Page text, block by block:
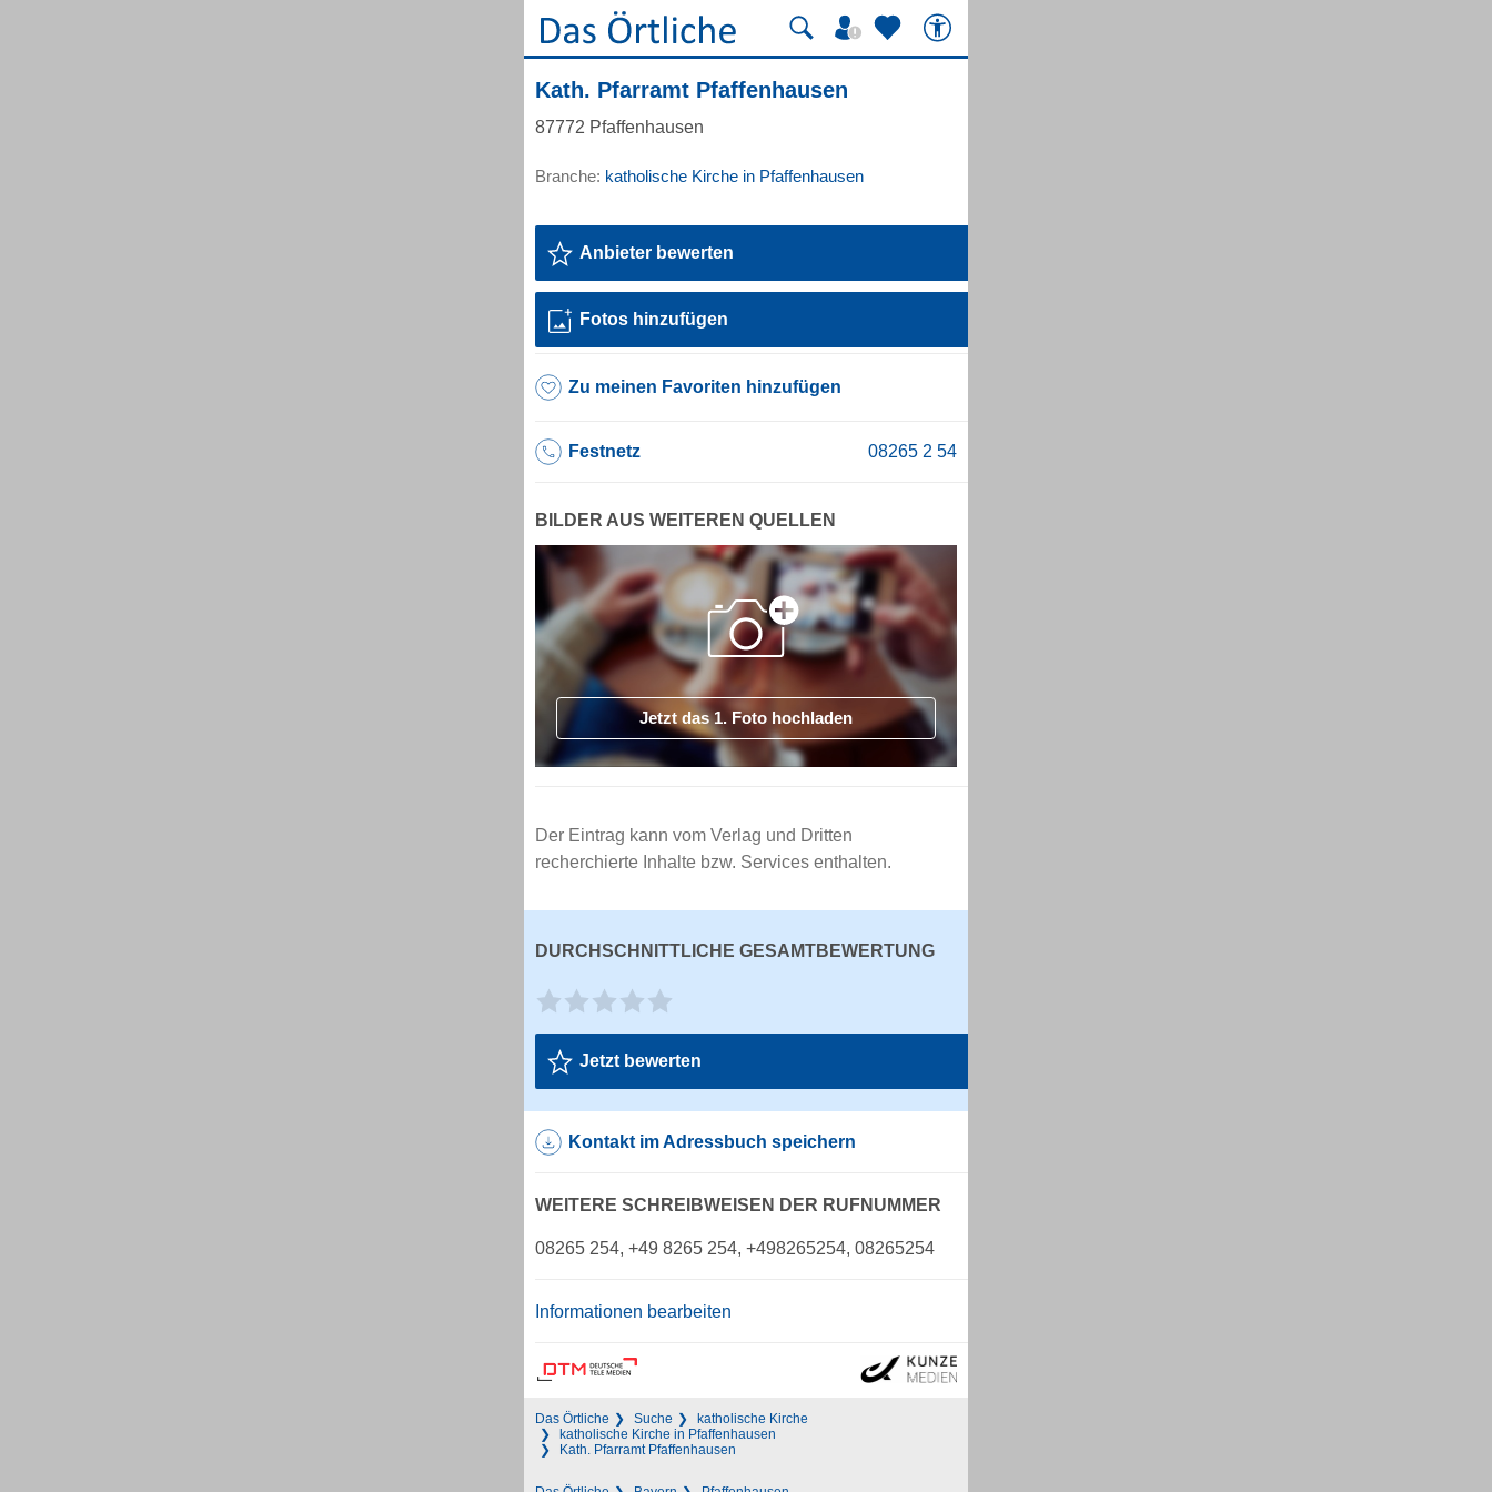
Kath. Pfarramt Pfaffenhausen
87772 Pfaffenhausen
Branche: katholische Kirche in Pfaffenhausen
Anbieter bewerten
Fotos hinzufügen
Zu meinen Favoriten hinzufügen
Festnetz
BILDER AUS WEITEREN QUELLEN
Jetzt das 1. Foto hochladen
Der Eintrag kann vom Verlag und Dritten
recherchierte Inhalte bzw. Services enthalten.
DURCHSCHNITTLICHE GESAMTBEWERTUNG
Jetzt bewerten
Kontakt im Adressbuch speichern
WEITERE SCHREIBWEISEN DER RUFNUMMER
08265 254, +49 8265 254, +498265254, 08265254
Informationen bearbeiten
Das Örtliche Suche
katholische Kirche
katholische Kirche in Pfaffenhausen
Kath. Pfarramt Pfaffenhausen